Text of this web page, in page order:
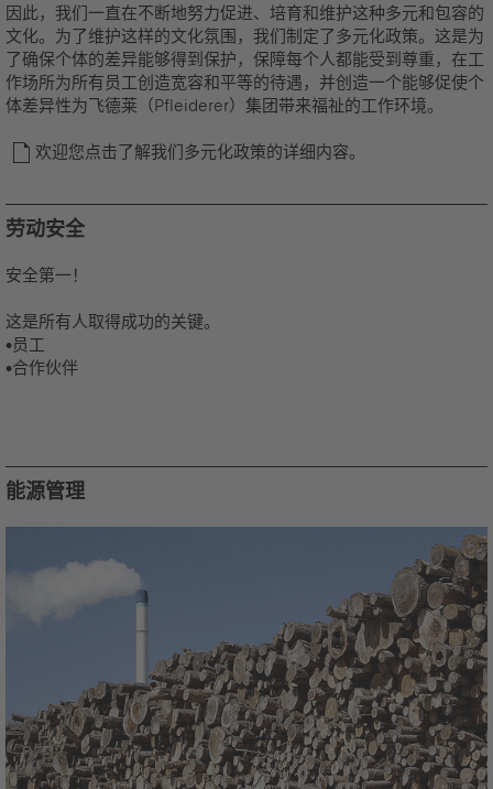
因此，我们一直在不断地努力促进、培育和维护这种多元和包容的
文化。为了维护这样的文化氛围，我们制定了多元化政策。这是为
了确保个体的差异能够得到保护，保障每个人都能受到尊重，在工
作场所为所有员工创造宽容和平等的待遇，并创造一个能够促使个
体差异性为飞德莱（Pfleiderer）集团带来福祉的工作环境。
欢迎您点击了解我们多元化政策的详细内容。
劳动安全
安全第一！
这是所有人取得成功的关键。
•员工
•合作伙伴
能源管理